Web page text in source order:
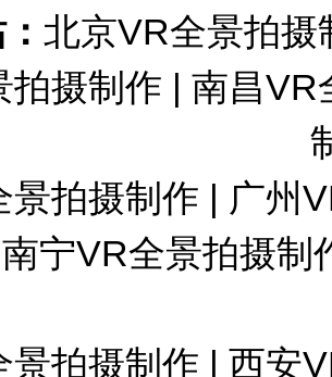
北京VR全景拍摄
拍摄制作 | 南昌VR
景拍摄制作 | 广州
南宁VR全景拍摄制
景拍摄制作 | 西安